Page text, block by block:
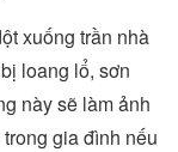
xuống trần nhà
loang lổ, sơn
này sẽ làm ảnh
gia đình nếu